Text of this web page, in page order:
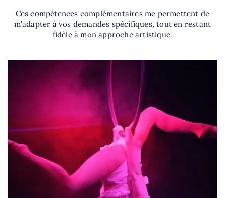
Ces compétences complémentaires me permettent de
m’adapter à vos demandes spécifiques, tout en restant
fidèle à mon approche artistique.